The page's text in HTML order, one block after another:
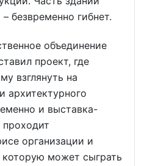
безвременно гибнет.
объединение
проект, где
взглянуть на
архитектурного
и выставка-
проходит
организации и
может сыграть